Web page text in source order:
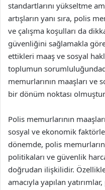
standartlarını yükseltme
artışların yanı sıra, polis
ve çalışma koşulları da
güvenliğini sağlamakla
ettikleri maaş ve sosyal
toplumun
memurlarının maaşları ve
bir dönüm noktası
Polis memurlarının
sosyal ve ekonomik
dönemde, polis
politikaları ve güvenlik
doğrudan ilişkilidir.
amacıyla yapılan